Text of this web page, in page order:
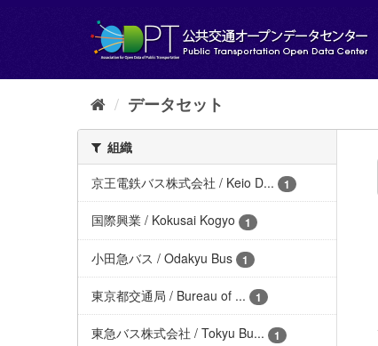
し
データセット
組織
京王電鉄バス株式会社 / Keio D...
1
国際興業 / Kokusai Kogyo 1
小田急バス / Odakyu Bus 1
東京都交通局 / Bureau of ... 1
東急バス株式会社 / Tokyu Bu... 1